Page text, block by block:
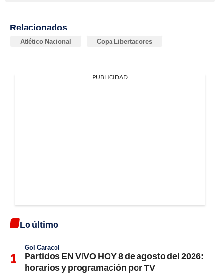
Relacionados
Atlético Nacional Copa Libertadores
PUBLICIDAD
Lo último
Gol Caracol
Partidos EN VIVO HOY 8 de agosto del 2026:
horarios y programación por TV